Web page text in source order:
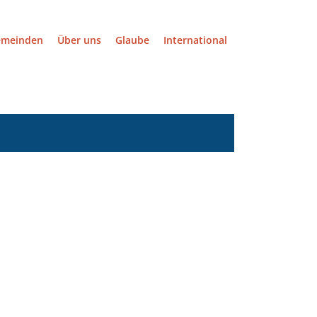
Über uns Glaube International